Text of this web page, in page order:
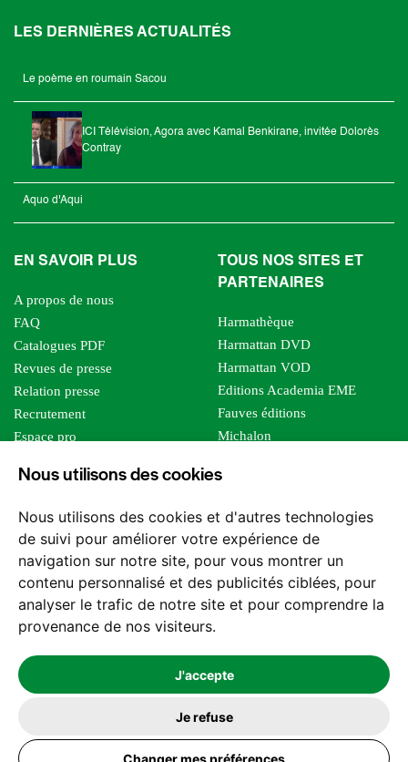
Nous utilisons des cookies
Nous utilisons des cookies et d'autres technologies
de suivi pour améliorer votre expérience de
navigation sur notre site, pour vous montrer un
contenu personnalisé et des publicités ciblées, pour
analyser le trafic de notre site et pour comprendre la
provenance de nos visiteurs.
J'accepte
Je refuse
Changer mes préférences
LES DERNIÈRES ACTUALITÉS
Le poème en roumain Sacou
ICI Télévision, Agora avec Kamal Benkirane, invitée Dolorès
Contray
Aquo d'Aqui
EN SAVOIR PLUS
A propos de nous
FAQ
Catalogues PDF
Revues de presse
Relation presse
Recrutement
Espace pro
Foreign rights
TOUS NOS SITES ET
PARTENAIRES
Harmathèque
Harmattan DVD
Harmattan VOD
Editions Academia EME
Fauves éditions
Michalon
Editions Sutton
Les impliqués
Tous les éditeurs
Nos structures
Nous contacter
2026 -© Les Editions l'Harmattan. Tous droits réservés - Site réalisé par